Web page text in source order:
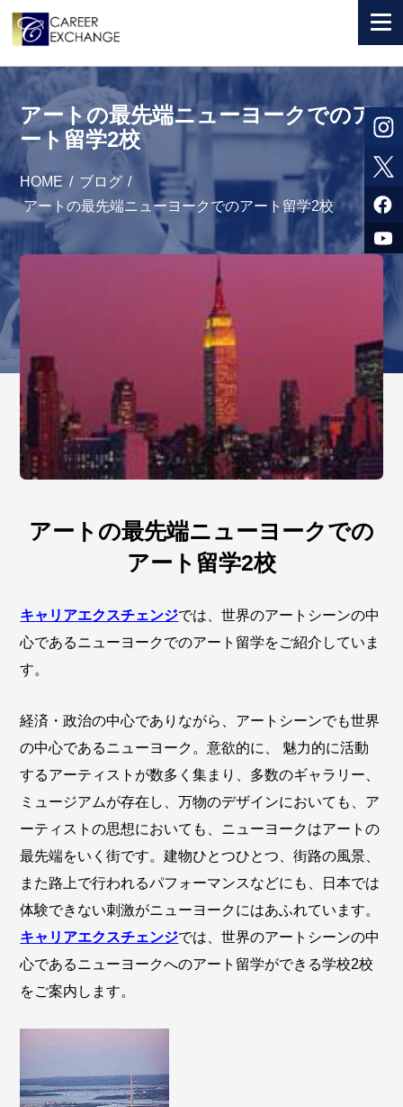
+ 国から選ぶ
+ 目的から選ぶ
求人検索
参加者体験談
よくある質問
+ お申込のご案内
+ 会社情報
カウンセラー募集
アートの最先端ニューヨークでのア
ート留学2校
HOME / ブログ /
アートの最先端ニューヨークでのアート留学2校
アートの最先端ニューヨークでの
アート留学2校
キャリアエクスチェンジでは、世界のアートシーンの中
心であるニューヨークでのアート留学をご紹介していま
す。
経済・政治の中心でありながら、アートシーンでも世界
の中心であるニューヨーク。意欲的に、 魅力的に活動
するアーティストが数多く集まり、多数のギャラリー、
ミュージアムが存在し、万物のデザインにおいても、ア
ーティストの思想においても、ニューヨークはアートの
最先端をいく街です。建物ひとつひとつ、街路の風景、
また路上で行われるパフォーマンスなどにも、日本では
体験できない刺激がニューヨークにはあふれています。
キャリアエクスチェンジでは、世界のアートシーンの中
心であるニューヨークへのアート留学ができる学校2校
をご案内します。